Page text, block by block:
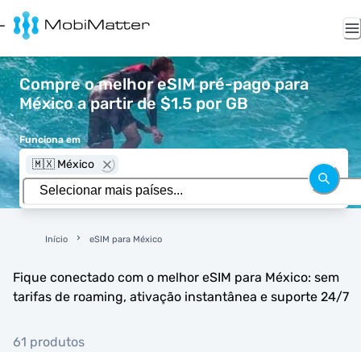
Compre o melhor eSIM pré-pago para
México a partir de $1.5 por GB
Funciona em
🇲🇽 México
Início eSIM para México
Fique conectado com o melhor eSIM para México: sem
tarifas de roaming, ativação instantânea e suporte 24/7
61 produtos